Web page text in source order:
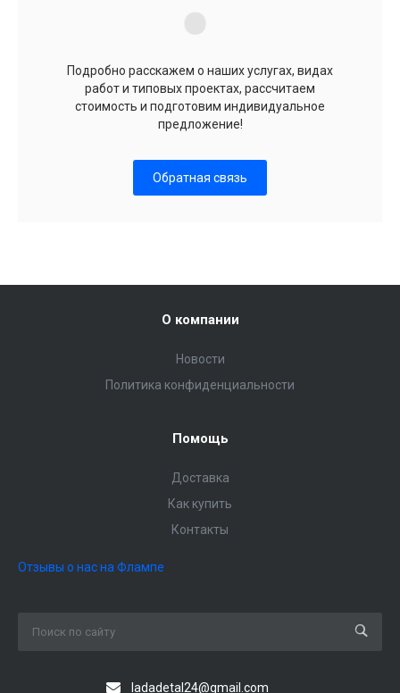
Подробно расскажем о наших услугах, видах
работ и типовых проектах, рассчитаем
стоимость и подготовим индивидуальное
предложение!
Обратная связь
О компании
Новости
Политика конфиденциальности
Помощь
Доставка
Как купить
Контакты
Отзывы о нас на Флампе
ladadetal24@gmail.com